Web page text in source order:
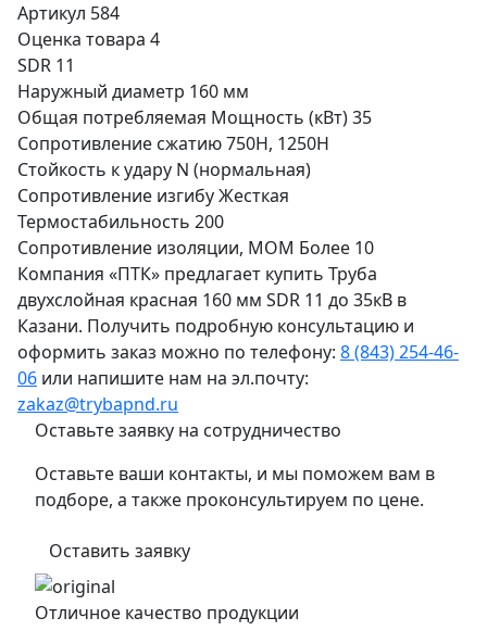
Артикул 584
Оценка товара 4
SDR 11
Наружный диаметр 160 мм
Общая потребляемая Мощность (кВт)35
Сопротивление сжатию750Н, 1250Н
Стойкость к удару N (нормальная)
Сопротивление изгибуЖесткая
Термостабильность 200
Сопротивление изоляции, МОМ Более 10
Компания «ПТК» предлагает купить Труба
двухслойная красная 160 мм SDR 11 до 35кВ в
Казани. Получить подробную консультацию и
оформить заказ можно по телефону: 8 (843) 254-46-
06 или напишите нам на эл.почту:
zakaz@trybapnd.ru
Оставьте заявку на сотрудничество
Оставьте ваши контакты, и мы поможем вам в
подборе, а также проконсультируем по цене.
Оставить заявку
Отличное качество продукции